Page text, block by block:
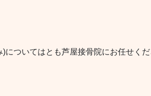
についてはとも芦屋接骨院にお任せくだ